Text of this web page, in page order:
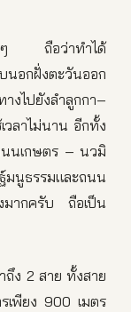
างๆ ถือว่าทำได้
อกฝั่งตะวันออก
ไปยังลำลูกกา–
วลาไม่นาน อีกทั้ง
นนเกษตร – นวมิ
ธรรมและถนน
มากครับ ถือเป็น
ถึง 2 สาย ทั้งสาย
เพียง 900 เมตร